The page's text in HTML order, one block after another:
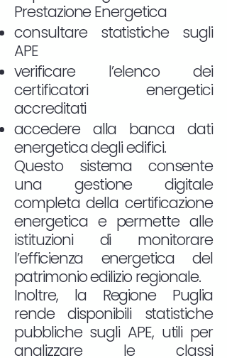
Prestazione Energetica
consultare statistiche sugli
APE
verificare l’elenco dei
certificatori energetici
accreditati
accedere alla banca dati
energetica degli edifici.
Questo sistema consente
una gestione digitale
completa della certificazione
energetica e permette alle
istituzioni di monitorare
l’efficienza energetica del
patrimonio edilizio regionale.
Inoltre, la Regione Puglia
rende disponibili statistiche
pubbliche sugli APE, utili per
analizzare le classi